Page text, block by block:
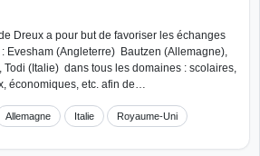
Dreux a pour but de favoriser les échanges
Evesham (Angleterre) Bautzen (Allemagne),
Todi (Italie) dans tous les domaines : scolaires,
économiques, etc. afin de…
Allemagne Italie Royaume-Uni